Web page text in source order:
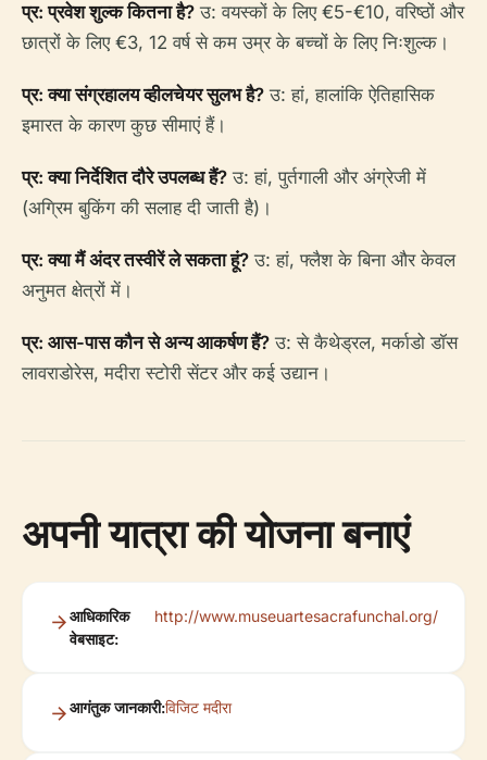
प्र: प्रवेश शुल्क कितना है? उ: वयस्कों के लिए €5-€10, वरिष्ठों और
छात्रों के लिए €3, 12 वर्ष से कम उम्र के बच्चों के लिए निःशुल्क।
प्र: क्या संग्रहालय व्हीलचेयर सुलभ है? उ: हां, हालांकि ऐतिहासिक
इमारत के कारण कुछ सीमाएं हैं।
प्र: क्या निर्देशित दौरे उपलब्ध हैं? उ: हां, पुर्तगाली और अंग्रेजी में
(अग्रिम बुकिंग की सलाह दी जाती है)।
प्र: क्या मैं अंदर तस्वीरें ले सकता हूं? उ: हां, फ्लैश के बिना और केवल
अनुमत क्षेत्रों में।
प्र: आस-पास कौन से अन्य आकर्षण हैं? उ: से कैथेड्रल, मर्काडो डॉस
लावराडोरेस, मदीरा स्टोरी सेंटर और कई उद्यान।
अपनी यात्रा की योजना बनाएं
आधिकारिक
वेबसाइट:
http://www.museuartesacrafunchal.org/
आगंतुक जानकारी:विजिट मदीरा